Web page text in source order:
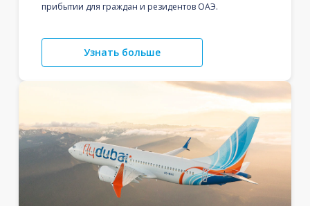
прибытии для граждан и резидентов ОАЭ.
Узнать больше